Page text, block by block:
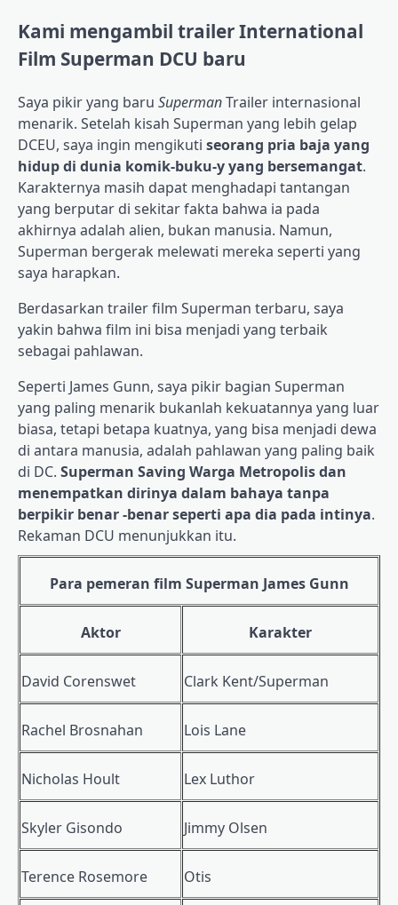
Kami mengambil trailer International
Film Superman DCU baru
Saya pikir yang baru SupermanTrailer internasional
menarik. Setelah kisah Superman yang lebih gelap
DCEU, saya ingin mengikuti seorang pria baja yang
hidup di dunia komik-buku-y yang bersemangat.
Karakternya masih dapat menghadapi tantangan
yang berputar di sekitar fakta bahwa ia pada
akhirnya adalah alien, bukan manusia. Namun,
Superman bergerak melewati mereka seperti yang
saya harapkan.
Berdasarkan trailer film Superman terbaru, saya
yakin bahwa film ini bisa menjadi yang terbaik
sebagai pahlawan.
Seperti James Gunn, saya pikir bagian Superman
yang paling menarik bukanlah kekuatannya yang luar
biasa, tetapi betapa kuatnya, yang bisa menjadi dewa
di antara manusia, adalah pahlawan yang paling baik
di DC. Superman Saving Warga Metropolis dan
menempatkan dirinya dalam bahaya tanpa
berpikir benar -benar seperti apa dia pada intinya.
Rekaman DCU menunjukkan itu.
Para pemeran film Superman James Gunn
Aktor Karakter
David Corenswet Clark Kent/Superman
Rachel Brosnahan Lois Lane
Nicholas Hoult Lex Luthor
Skyler Gisondo Jimmy Olsen
Terence Rosemore Otis